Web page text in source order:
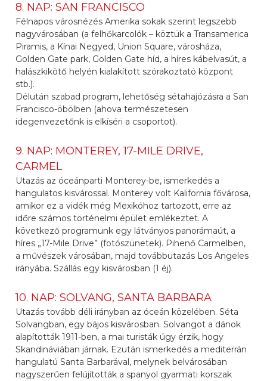
8. NAP: SAN FRANCISCO
Félnapos városnézés Amerika sokak szerint legszebb
nagyvárosában (a felhőkarcolók – köztük a Transamerica
Piramis, a Kínai Negyed, Union Square, városháza,
Golden Gate park, Golden Gate híd, a híres kábelvasút, a
halászkikötő helyén kialakított szórakoztató központ
stb.).
Délután szabad program, lehetőség sétahajózásra a San
Francisco-öbölben (ahova természetesen
idegenvezetőnk is elkíséri a csoportot).
9. NAP: MONTEREY, 17-MILE DRIVE,
CARMEL
Utazás az óceánparti Monterey-be, ismerkedés a
hangulatos kisvárossal. Monterey volt Kalifornia fővárosa,
amikor ez a vidék még Mexikóhoz tartozott, erre az
időre számos történelmi épület emlékeztet. A
következő programunk egy látványos panorámaút, a
híres „17-Mile Drive” (fotószünetek). Pihenő Carmelben,
a művészek városában, majd továbbutazás Los Angeles
irányába. Szállás egy kisvárosban (1 éj).
10. NAP: SOLVANG, SANTA BARBARA
Utazás tovább déli irányban az óceán közelében. Séta
Solvangban, egy bájos kisvárosban. Solvangot a dánok
alapították 1911-ben, a mai turisták úgy érzik, hogy
Skandináviában járnak. Ezután ismerkedés a mediterrán
hangulatú Santa Barbarával, melynek belvárosában
nagyszerűen felújították a spanyol gyarmati korszak